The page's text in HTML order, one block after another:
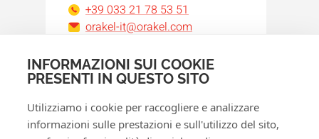
INFORMAZIONI SUI COOKIE
PRESENTI IN QUESTO SITO
Utilizziamo i cookie per raccogliere e analizzare
informazioni sulle prestazioni e sull'utilizzo del sito,
+39 033 21 78 53 51
orakel-it@orakel.com
Facebook
Instagram
LinkedInWhatsApp
YouTube